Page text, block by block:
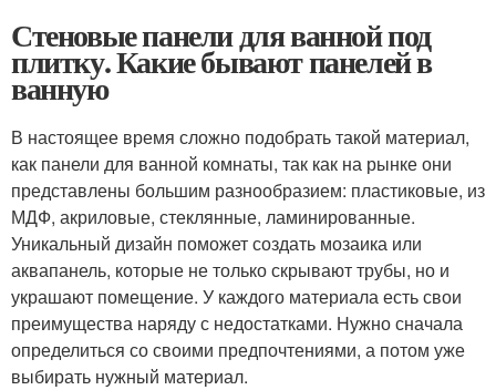
Стеновые панели для ванной под
плитку. Какие бывают панелей в
ванную
В настоящее время сложно подобрать такой материал,
как панели для ванной комнаты, так как на рынке они
представлены большим разнообразием: пластиковые, из
МДФ, акриловые, стеклянные, ламинированные.
Уникальный дизайн поможет создать мозаика или
аквапанель, которые не только скрывают трубы, но и
украшают помещение. У каждого материала есть свои
преимущества наряду с недостатками. Нужно сначала
определиться со своими предпочтениями, а потом уже
выбирать нужный материал.